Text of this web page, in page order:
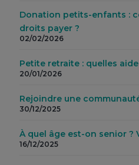
Donation petits-enfants :
droits payer ?
02/02/2026
Petite retraite : quelles
20/01/2026
Rejoindre une
30/12/2025
À quel âge est-on senior ?
16/12/2025